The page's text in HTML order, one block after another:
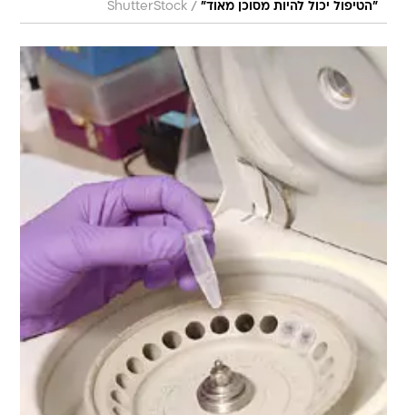
"הטיפול יכול להיות מסוכן מאוד" /
ShutterStock